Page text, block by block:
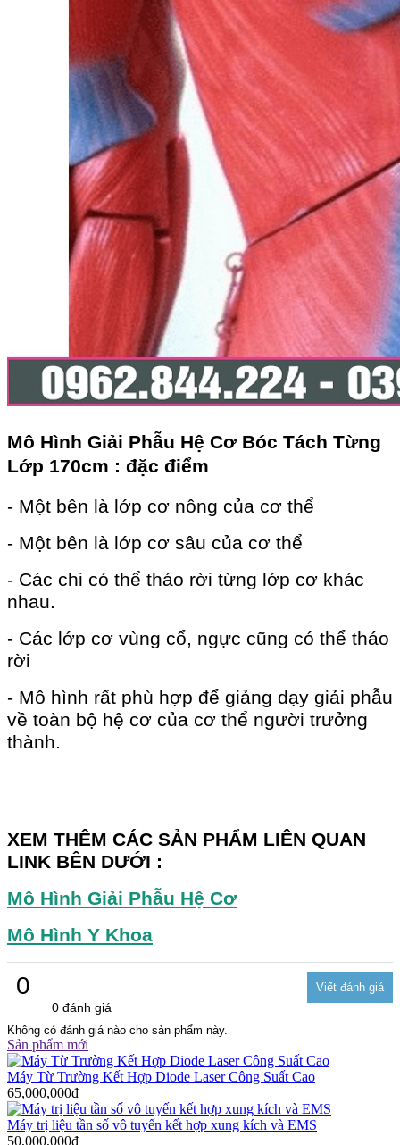
Mô Hình Giải Phẫu Hệ Cơ Bóc Tách Từng
Lớp 170cm : đặc điểm
- Một bên là lớp cơ nông của cơ thể
- Một bên là lớp cơ sâu của cơ thể
- Các chi có thể tháo rời từng lớp cơ khác
nhau.
- Các lớp cơ vùng cổ, ngực cũng có thể tháo
rời
- Mô hình rất phù hợp để giảng dạy giải phẫu
về toàn bộ hệ cơ của cơ thể người trưởng
thành.
XEM THÊM CÁC SẢN PHẨM LIÊN QUAN
LINK BÊN DƯỚI :
Mô Hình Giải Phẫu Hệ Cơ
Mô Hình Y Khoa
0
0 đánh giá
Không có đánh giá nào cho sản phẩm này.
Sản phẩm mới
Máy Từ Trường Kết Hợp Diode Laser Công Suất Cao
65,000,000đ
Máy trị liệu tần số vô tuyến kết hợp xung kích và EMS
50,000,000đ